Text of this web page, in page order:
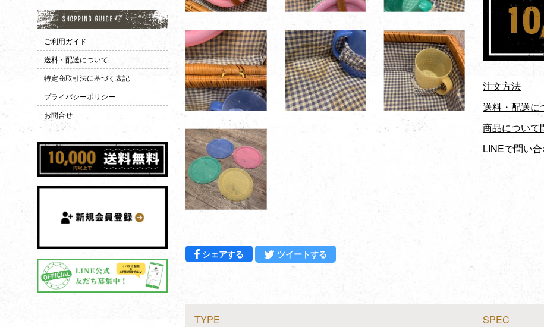
ご利用ガイド
送料・配送について
特定商取引法に基づく表記
プライバシーポリシー
お問合せ
シェアする Facebookでシェアする
ツイートする
注文方法
送料・配送に
商品について
LINEで問い
TYPE
SPEC